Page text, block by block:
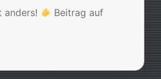
anders!
Beitrag auf